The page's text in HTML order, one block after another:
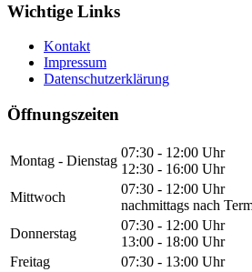
Wichtige Links
Kontakt
Impressum
Datenschutzerklärung
Öffnungszeiten
Montag - Dienstag
07:30 - 12:00 Uhr
12:30 - 16:00 Uhr
Mittwoch
07:30 - 12:00 Uhr
nachmittags nach
Donnerstag
07:30 - 12:00 Uhr
13:00 - 18:00 Uhr
Freitag
07:30 - 13:00 Uhr